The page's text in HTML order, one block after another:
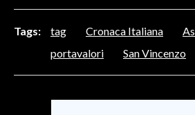
MOTORI
ALTRI SPORT
Tags: tag Cronaca Italiana
portavalori
San Vincenzo